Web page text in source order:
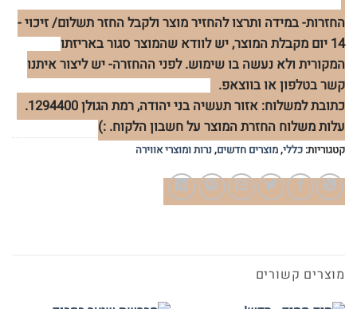
החזרות- במידה ותרצו להחזיר מוצר ולקבל החזר תשלום/ זיכוי -
14 יום מקבלת המוצר, יש לוודא שהמוצר סגור באריזתו
המקורית ולא נעשה בו שימוש. לפני ההחזרה- יש ליצור איתנו
קשר בטלפון או בווצאפ.
כתובת למשלוח: אזור תעשיה בני יהודה, רמת הגולן 1294400.
עלות משלוח החזרת המוצר על חשבון הלקוח. :)
קטגוריות: כללי,מוצרים חדשים,נרות ומוצרי אווירה
מוצרים קשורים